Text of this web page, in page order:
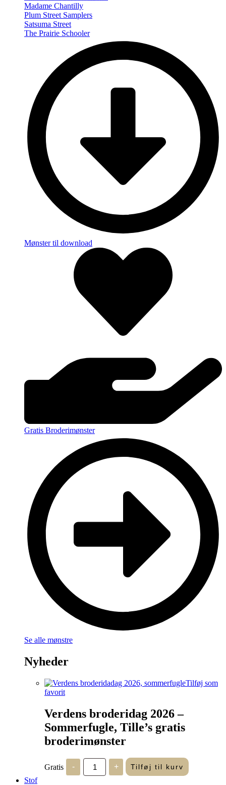
Madame Chantilly
Plum Street Samplers
Satsuma Street
The Prairie Schooler
Mønster til download
Gratis Broderimønster
Se alle mønstre
Nyheder
Tilføj som
favorit
Verdens broderidag 2026 –
Sommerfugle, Tille’s gratis
broderimønster
Gratis -
Verdens
broderidag
2026
+ Tilføj til kurv
Stof